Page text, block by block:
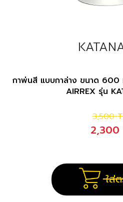
กาพ่นสี แบบกาล่าง ขนาด
AIRREX รุ่น
3,500
2,300
ใส่